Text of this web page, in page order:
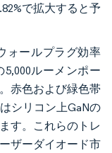
で拡大すると予
ォールプラグ効率
ルーメンポー
赤色および緑色帯
シリコン上GaNの
す。これらのトレ
ザーダイオード市